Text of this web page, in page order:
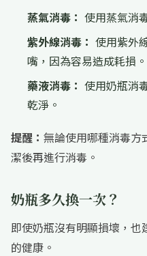
蒸氣消毒： 使用蒸氣消
紫外線消毒： 使用紫外
嘴，因為容易造成耗損。
藥液消毒： 使用奶瓶消
乾淨。
提醒： 無論使用哪種消毒方
潔後再進行消毒。
奶瓶多久換一次？
即使奶瓶沒有明顯損壞，
的健康。